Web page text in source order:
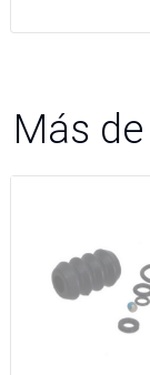
Más